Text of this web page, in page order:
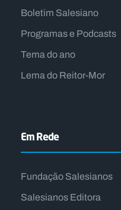
Boletim Salesiano
Programas e Podcasts
Tema do ano
Lema do Reitor-Mor
Em Rede
Fundação Salesianos
Salesianos Editora